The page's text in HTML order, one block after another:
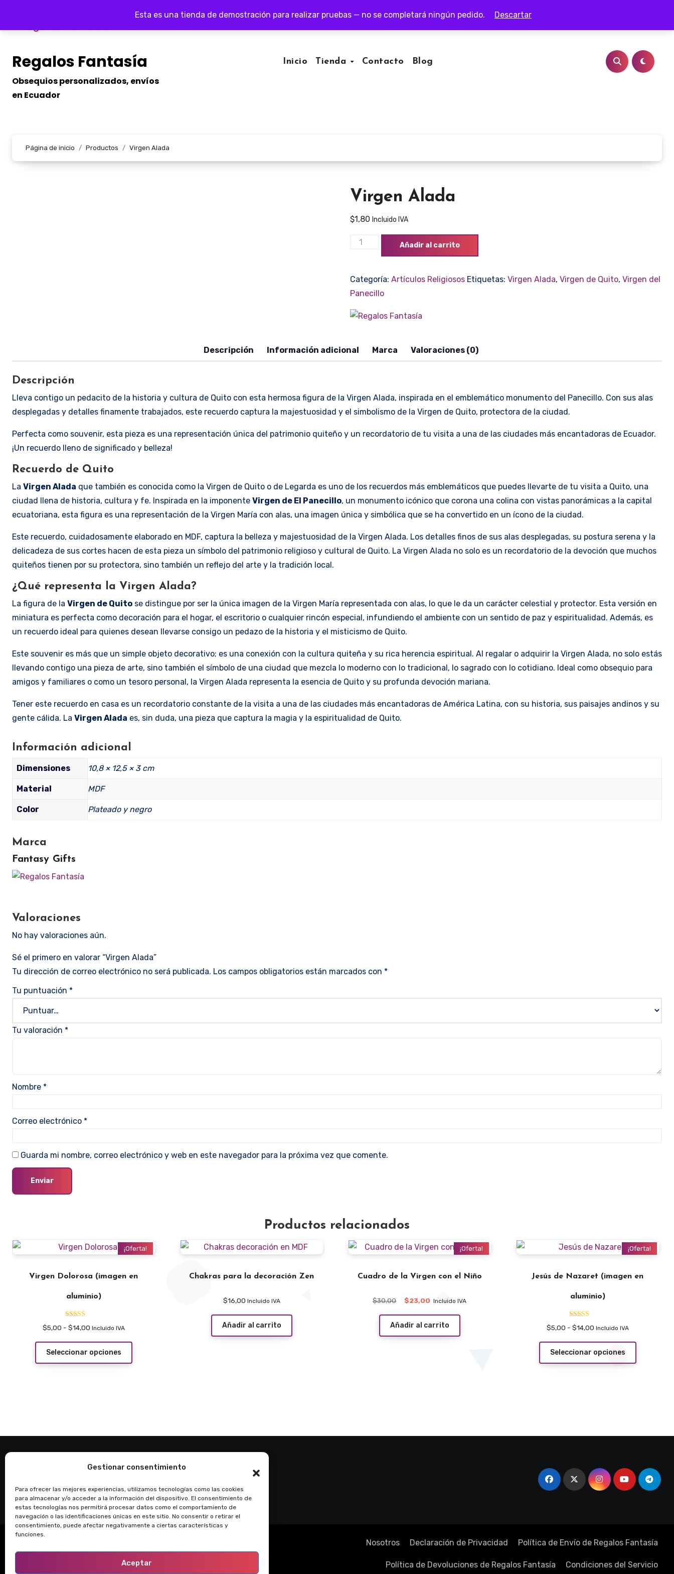
Gestionar consentimiento
Para ofrecer las mejores experiencias, utilizamos tecnologías como las cookies
para almacenar y/o acceder a la información del dispositivo. El consentimiento de
estas tecnologías nos permitirá procesar datos como el comportamiento de
navegación o las identificaciones únicas en este sitio. No consentir o retirar el
consentimiento, puede afectar negativamente a ciertas características y
funciones.
Aceptar
Esta es una tienda de demostración para realizar pruebas — no se completará ningún pedido. Descartar
contenido
Regalos Fantasía
Obsequios personalizados, envíos
en Ecuador
Inicio Tienda Contacto Blog
Página de inicio Productos Virgen Alada
Virgen Alada
$1,80 Incluido IVA
Virgen
Añadir al carrito
Categoría: Artículos Religiosos Etiquetas: Virgen Alada, Virgen de Quito, Virgen del
Panecillo
Descripción Información adicional Marca Valoraciones (0)
Descripción
Lleva contigo un pedacito de la historia y cultura de Quito con esta hermosa figura de la Virgen Alada, inspirada en el emblemático monumento del Panecillo. Con sus alas
desplegadas y detalles finamente trabajados, este recuerdo captura la majestuosidad y el simbolismo de la Virgen de Quito, protectora de la ciudad.
Perfecta como souvenir, esta pieza es una representación única del patrimonio quiteño y un recordatorio de tu visita a una de las ciudades más encantadoras de Ecuador.
¡Un recuerdo lleno de significado y belleza!
Recuerdo de Quito
La Virgen Alada que también es conocida como la Virgen de Quito o de Legarda es uno de los recuerdos más emblemáticos que puedes llevarte de tu visita a Quito, una
ciudad llena de historia, cultura y fe. Inspirada en la imponente Virgen de El Panecillo, un monumento icónico que corona una colina con vistas panorámicas a la capital
ecuatoriana, esta figura es una representación de la Virgen María con alas, una imagen única y simbólica que se ha convertido en un ícono de la ciudad.
Este recuerdo, cuidadosamente elaborado en MDF, captura la belleza y majestuosidad de la Virgen Alada. Los detalles finos de sus alas desplegadas, su postura serena y la
delicadeza de sus cortes hacen de esta pieza un símbolo del patrimonio religioso y cultural de Quito. La Virgen Alada no solo es un recordatorio de la devoción que muchos
quiteños tienen por su protectora, sino también un reflejo del arte y la tradición local.
¿Qué representa la Virgen Alada?
La figura de la Virgen de Quito se distingue por ser la única imagen de la Virgen María representada con alas, lo que le da un carácter celestial y protector. Esta versión en
miniatura es perfecta como decoración para el hogar, el escritorio o cualquier rincón especial, infundiendo el ambiente con un sentido de paz y espiritualidad. Además, es
un recuerdo ideal para quienes desean llevarse consigo un pedazo de la historia y el misticismo de Quito.
Este souvenir es más que un simple objeto decorativo; es una conexión con la cultura quiteña y su rica herencia espiritual. Al regalar o adquirir la Virgen Alada, no solo estás
llevando contigo una pieza de arte, sino también el símbolo de una ciudad que mezcla lo moderno con lo tradicional, lo sagrado con lo cotidiano. Ideal como obsequio para
amigos y familiares o como un tesoro personal, la Virgen Alada representa la esencia de Quito y su profunda devoción mariana.
Tener este recuerdo en casa es un recordatorio constante de la visita a una de las ciudades más encantadoras de América Latina, con su historia, sus paisajes andinos y su
gente cálida. La Virgen Alada es, sin duda, una pieza que captura la magia y la espiritualidad de Quito.
Información adicional
Dimensiones 10,8 × 12,5 × 3 cm
Material MDF
Color Plateado y negro
Marca
Fantasy Gifts
Valoraciones
No hay valoraciones aún.
Sé el primero en valorar “Virgen Alada”
Tu dirección de correo electrónico no será publicada. Los campos obligatorios están marcados con *
Tu puntuación *
Tu valoración *
Nombre *
Correo electrónico *
Guarda mi nombre, correo electrónico y web en este navegador para la próxima vez que comente.
Productos relacionados
¡Oferta!
Virgen Dolorosa (imagen en
aluminio)
Valorado con
5.00
$5,00 - $14,00Rango
desde
$5,00
Incluido IVA
Seleccionar opciones
producto
en
la
página
de
Chakras para la decoración Zen
$16,00 Incluido IVA
Añadir al carrito
¡Oferta!
Cuadro de la Virgen con el Niño
$30,00
era:
$30,00.
$23,00 El
es:
$23,00.
Incluido IVA
Añadir al carrito
¡Oferta!
Jesús de Nazaret (imagen en
aluminio)
Valorado con
5.00
$5,00 - $14,00Rango
desde
$5,00
Incluido IVA
Seleccionar opciones
producto
elegir
en
producto
Obsequios personalizados, envíos en Ecuador
Copyright © All rights reserved |Blogus
Nosotros Declaración de Privacidad Política de Envío de Regalos Fantasía
Política de Devoluciones de Regalos Fantasía Condiciones del Servicio